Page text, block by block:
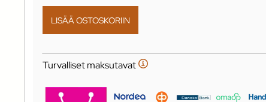
Turvalliset maksutavat